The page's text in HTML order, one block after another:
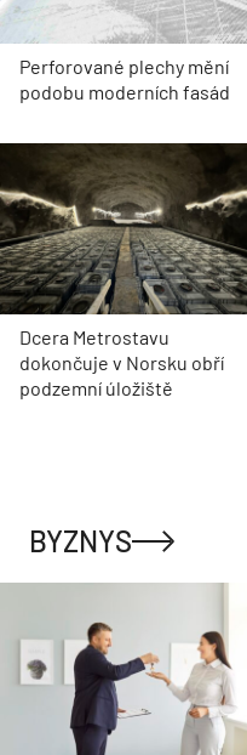
Perforované plechy mění
podobu moderních fasád
Dcera Metrostavu
dokončuje v Norsku obří
podzemní úložiště
BYZNYS